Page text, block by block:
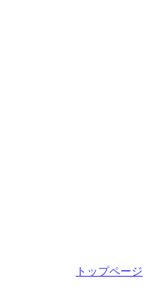
トップページ